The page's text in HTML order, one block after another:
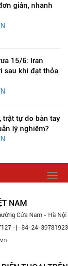
giản, nhanh
15/6: Iran
sau khi đạt thỏa
trật tự do bàn tay
lý nghiêm?
NAM
Cửa Nam - Hà Nội
-|- 84-24-39781923